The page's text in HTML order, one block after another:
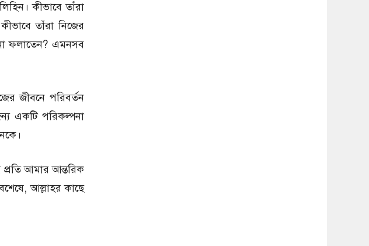
কীভাবে তাঁরা
তাঁরা নিজের
ফলাতেন? এমনসব
জীবনে পরিবর্তন
একটি পরিকল্পনা
প্রতি আমার আন্তরিক
আল্লাহর কাছে